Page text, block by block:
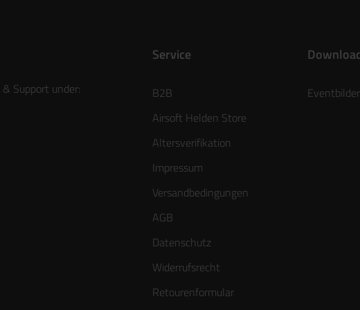
Support under:
Service
B2B
Airsoft Helden Store
Altersverifikation
Impressum
Versandbedingungen
AGB
Datenschutz
Widerrufsrecht
Retourenformular
Eventbilder